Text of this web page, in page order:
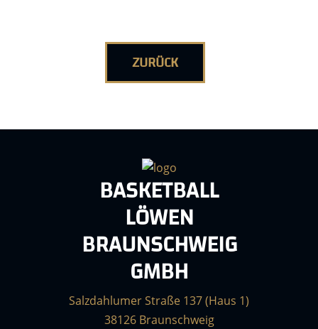
ZURÜCK
BASKETBALL
LÖWEN
BRAUNSCHWEIG
GMBH
Salzdahlumer Straße 137 (Haus 1)
38126 Braunschweig